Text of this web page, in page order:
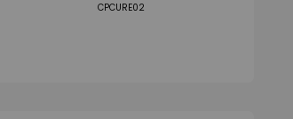
CPCURE02